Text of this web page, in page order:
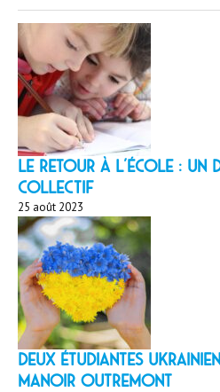
LE RETOUR À L’ÉCOLE :
collectif
25 août 2023
Deux étudiantes
Manoir Outremont